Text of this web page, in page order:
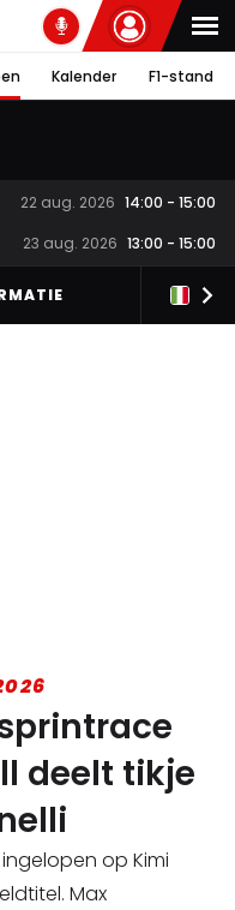
Kalender F1-stand
22 aug. 2026 14:00 - 15:00
23 aug. 2026 13:00 - 15:00
deelt tikje
op Kimi
Max